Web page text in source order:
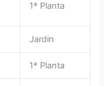
1ª Planta
Jardin
1ª Planta